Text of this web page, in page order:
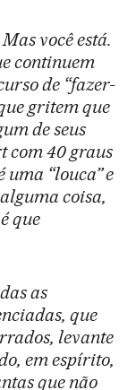
você está.
continuem
de “fazer-
gritem que
de seus
com 40 graus
uma “louca”e
coisa,
que
as
que
levante
em espírito,
que não